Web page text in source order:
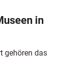
in
gehören das